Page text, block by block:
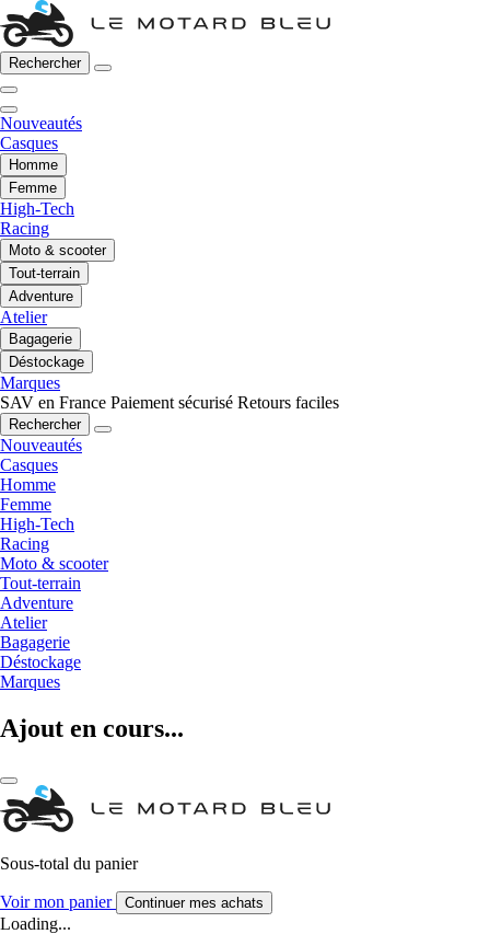
Rechercher
Nouveautés
Casques
Homme
Femme
High-Tech
Racing
Moto & scooter
Tout-terrain
Adventure
Atelier
Bagagerie
Déstockage
Marques
SAV en France Paiement sécurisé Retours faciles
Rechercher
Nouveautés
Casques
Homme
Femme
High-Tech
Racing
Moto & scooter
Tout-terrain
Adventure
Atelier
Bagagerie
Déstockage
Marques
Ajout en cours...
Sous-total du panier
Voir mon panier Continuer mes achats
Loading...